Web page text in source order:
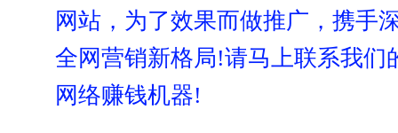
网站，为了效果而做推广，携手
全网营销新格局!请马上联系我
网络赚钱机器!